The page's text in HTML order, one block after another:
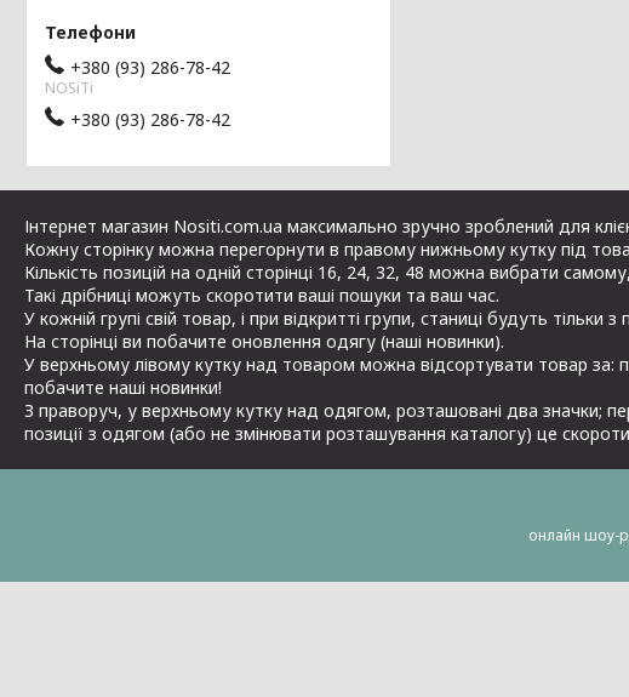
+380 (93) 286-78-42
NOSiTi
+380 (93) 286-78-42
Інтернет магазин Nositi.com.ua максимально зручно зроблений для
Кожну сторінку можна перегорнути в правому нижньому кутку під
Кількість позицій на одній сторінці 16, 24, 32, 48 можна вибрати
Такі дрібниці можуть скоротити ваші пошуки та ваш час.
У кожній групі свій товар, і при відкритті групи, станиці будуть тільки
На сторінці ви побачите оновлення одягу (наші новинки).
У верхньому лівому кутку над товаром можна відсортувати товар
побачите наші новинки!
З праворуч, у верхньому кутку над одягом, розташовані два значки;
позиції з одягом (або не змінювати розташування каталогу) це